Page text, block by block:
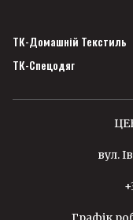
ТК-Домашній Текстиль
ТК-Спецодяг
вул.